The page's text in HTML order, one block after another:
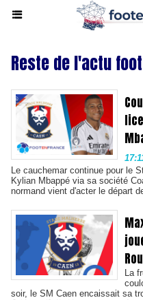
Reste de l'actu
Le cauchemar continue pour le
Kylian Mbappé via sa société
normand vient d'acter le départ
La
soir, le SM Caen encaissait sa